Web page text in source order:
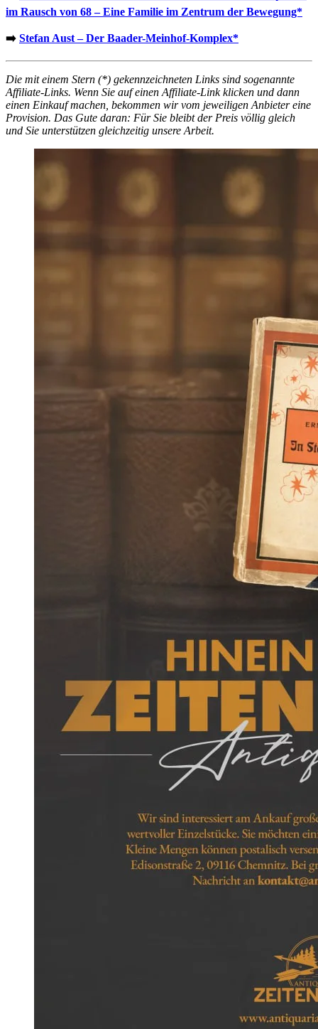
im Rausch von 68 – Eine Familie im Zentrum der Bewegung*
➡️ Stefan Aust – Der Baader-Meinhof-Komplex*
Die mit einem Stern (*) gekennzeichneten Links sind sogenannte
Affiliate-Links. Wenn Sie auf einen Affiliate-Link klicken und dann
einen Einkauf machen, bekommen wir vom jeweiligen Anbieter eine
Provision. Das Gute daran: Für Sie bleibt der Preis völlig gleich
und Sie unterstützen gleichzeitig unsere Arbeit.